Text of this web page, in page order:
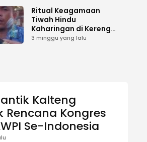
Ritual Keagamaan
Tiwah Hindu
Kaharingan di Kereng
Bangkirai Memasuki
3 minggu yang lalu
Kalteng
Rencana Kongres
Se-Indonesia